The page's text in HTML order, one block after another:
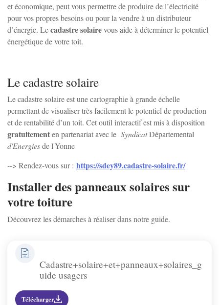
Irancy
Jussy
Monéteau
Montigny-la-resle
Perrigny
Quenne
St-Bris-Le-Vineux
Vallan
et économique, peut vous permettre de produire de l’électricité
pour vos propres besoins ou pour la vendre à un distributeur
d’énergie. Lecadastre solairevous aide à déterminer le potentiel
énergétique de votre toit.
Le cadastre solaire
Le cadastre solaire est une cartographie à grande échelle
permettant de visualiser très facilement le potentiel de production
et de rentabilité d’un toit. Cet outil interactif est mis à disposition
gratuitementen partenariat avec le SyndicatDépartemental
d'Energiesde l'Yonne
--> Rendez-vous sur : https://sdey89.cadastre-solaire.fr/
Installer des panneaux solaires sur
votre toiture
Découvrez les démarches à réaliser dans notre guide.
Cadastre+solaire+et+panneaux+solaires_g
uide usagers
Télécharger